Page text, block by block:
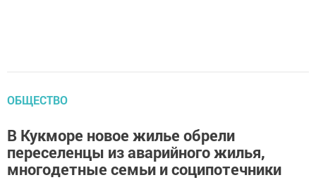
ОБЩЕСТВО
В Кукморе новое жилье обрели
переселенцы из аварийного жилья,
многодетные семьи и соципотечники